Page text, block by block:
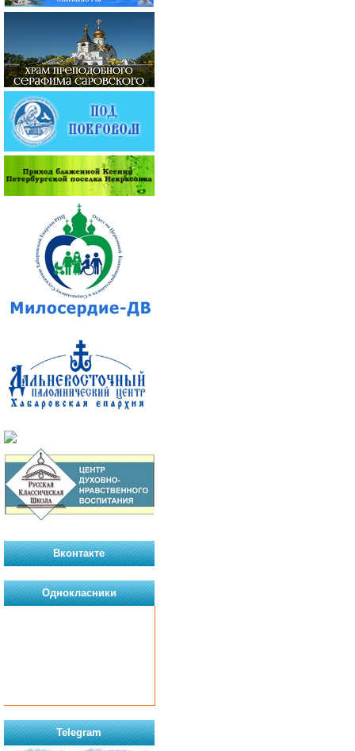
Вконтакте
Однокласники
Telegram